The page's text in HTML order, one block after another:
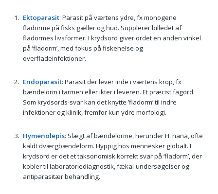
Ektoparasit: Parasit på værtens ydre, fx monogene
fladorme på fisks gæller og hud. Supplerer billedet af
fladormes livsformer. I krydsord giver ordet en anden vinkel
på ’fladorm’, med fokus på fiskehelse og
overfladeinfektioner.
Endoparasit: Parasit der lever inde i værtens krop, fx
bændelorm i tarmen eller ikter i leveren. Et præcist fagord.
Som krydsords-svar kan det knytte ’fladorm’ til indre
infektioner og klinik, fremfor kun ydre morfologi.
Hymenolepis: Slægt af bændelorme, herunder H. nana, ofte
kaldt dværgbændelorm. Hyppig hos mennesker globalt. I
krydsord er det et taksonomisk korrekt svar på ’fladorm’, der
kobler til laboratoriediagnostik, fækal-undersøgelser og
antiparasitær behandling.